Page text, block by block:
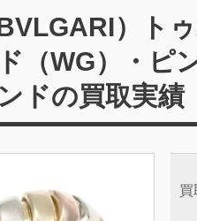
）ト
（WG）・ピ
ドの買取実績
買